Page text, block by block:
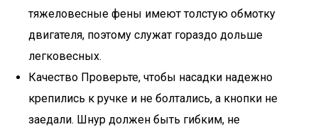
тяжеловесные фены имеют толстую обмотку
двигателя, поэтому служат гораздо дольше
легковесных.
Качество Проверьте, чтобы насадки надежно
крепились к ручке и не болтались, а кнопки не
заедали. Шнур должен быть гибким, не